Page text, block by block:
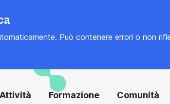
Può contenere errori o non
Attività Formazione Comunità